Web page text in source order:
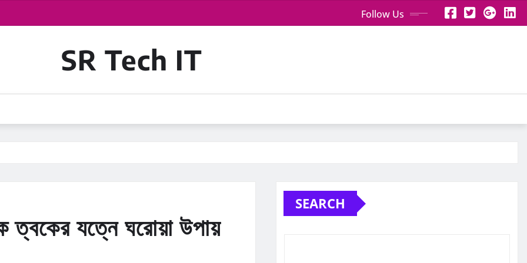
Follow Us
SR Tech IT
ত্বকের যত্নে ঘরোয়া উপায়
SEARCH